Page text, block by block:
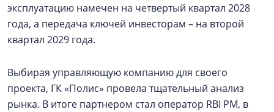
эксплуатацию намечен на четвертый квартал 2028
года, а передача ключей инвесторам – на второй
квартал 2029 года.
Выбирая управляющую компанию для своего
проекта, ГК «Полис» провела тщательный анализ
рынка. В итоге партнером стал оператор RBI PM, в